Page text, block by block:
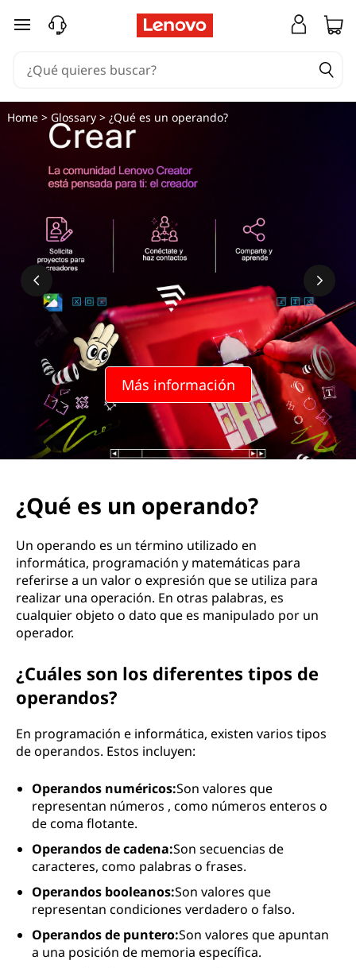
é
n
Ir al contenido principal
Más información
Home> Glossary> ¿Qué es un operando?
¿Qué es un operando?
Un operando es un término utilizado en
informática, programación y matemáticas para
referirse a un valor o expresión que se utiliza para
realizar una operación. En otras palabras, es
cualquier objeto o dato que es manipulado por un
operador.
¿Cuáles son los diferentes tipos de
operandos?
En programación e informática, existen varios tipos
de operandos. Estos incluyen:
Operandos numéricos:Son valores que
representan números , como números enteros o
de coma flotante.
Operandos de cadena:Son secuencias de
caracteres, como palabras o frases.
Operandos booleanos:Son valores que
representan condiciones verdadero o falso.
Operandos de puntero:Son valores que apuntan
a una posición de memoria específica.